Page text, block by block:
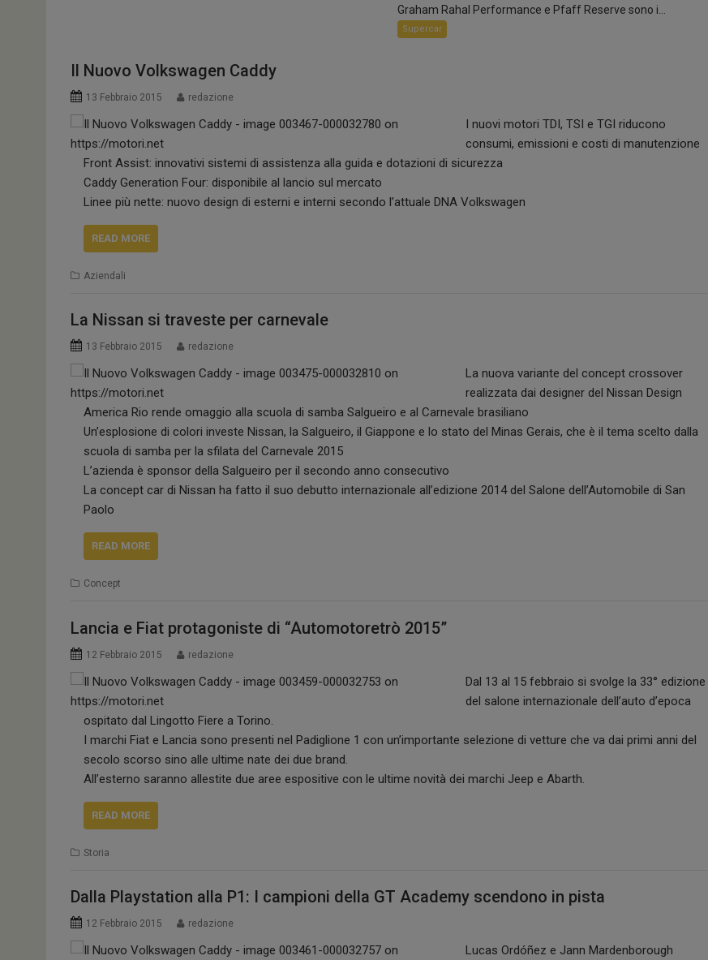
Graham Rahal Performance e Pfaff Reserve sono i...
Supercar
Il Nuovo Volkswagen Caddy
13 Febbraio 2015 redazione
I nuovi motori TDI, TSI e TGI riducono
consumi, emissioni e costi di manutenzione
Front Assist: innovativi sistemi di assistenza alla guida e dotazioni di sicurezza
Caddy Generation Four: disponibile al lancio sul mercato
Linee più nette: nuovo design di esterni e interni secondo l’attuale DNA Volkswagen
READ MORE
Aziendali
La Nissan si traveste per carnevale
13 Febbraio 2015 redazione
La nuova variante del concept crossover
realizzata dai designer del Nissan Design
America Rio rende omaggio alla scuola di samba Salgueiro e al Carnevale brasiliano
Un’esplosione di colori investe Nissan, la Salgueiro, il Giappone e lo stato del Minas Gerais, che è il tema scelto dalla
scuola di samba per la sfilata del Carnevale 2015
L’azienda è sponsor della Salgueiro per il secondo anno consecutivo
La concept car di Nissan ha fatto il suo debutto internazionale all’edizione 2014 del Salone dell’Automobile di San
Paolo
READ MORE
Concept
Lancia e Fiat protagoniste di “Automotoretrò 2015”
12 Febbraio 2015 redazione
Dal 13 al 15 febbraio si svolge la 33° edizione
del salone internazionale dell’auto d’epoca
ospitato dal Lingotto Fiere a Torino.
I marchi Fiat e Lancia sono presenti nel Padiglione 1 con un’importante selezione di vetture che va dai primi anni del
secolo scorso sino alle ultime nate dei due brand.
All’esterno saranno allestite due aree espositive con le ultime novità dei marchi Jeep e Abarth.
READ MORE
Storia
Dalla Playstation alla P1: I campioni della GT Academy scendono in pista
12 Febbraio 2015 redazione
Lucas Ordóñez e Jann Mardenborough